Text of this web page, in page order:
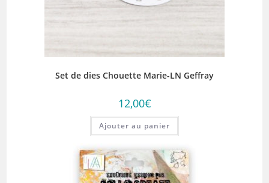
Set de dies Chouette Marie-LN Geffray
12,00€
Ajouter au panier